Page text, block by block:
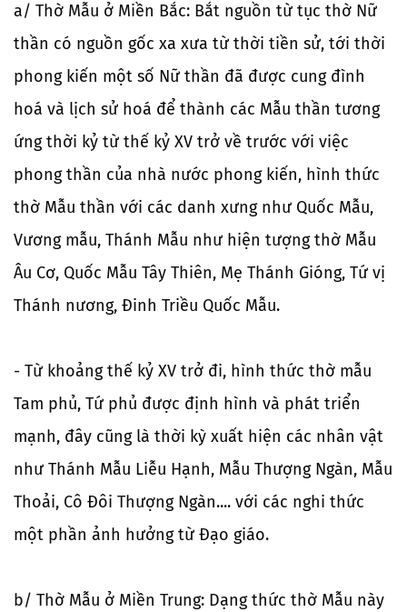
a/ Thờ Mẫu ở Miền Bắc: Bắt nguồn từ tục thờ Nữ
thần có nguồn gốc xa xưa từ thời tiền sử, tới thời
phong kiến một số Nữ thần đã được cung đình
hoá và lịch sử hoá để thành các Mẫu thần tương
ứng thời kỷ từ thế kỷ XV trở về trước với việc
phong thần của nhà nước phong kiến, hình thức
thờ Mẫu thần với các danh xưng như Quốc Mẫu,
Vương mẫu, Thánh Mẫu như hiện tượng thờ Mẫu
Âu Cơ, Quốc Mẫu Tây Thiên, Mẹ Thánh Gióng, Tứ vị
Thánh nương, Đinh Triều Quốc Mẫu.
- Từ khoảng thế kỷ XV trở đi, hình thức thờ mẫu
Tam phủ, Tứ phủ được định hình và phát triển
mạnh, đây cũng là thời kỳ xuất hiện các nhân vật
như Thánh Mẫu Liễu Hạnh, Mẫu Thượng Ngàn, Mẫu
Thoải, Cô Đôi Thượng Ngàn.... với các nghi thức
một phần ảnh hưởng từ Đạo giáo.
b/ Thờ Mẫu ở Miền Trung: Dạng thức thờ Mẫu này